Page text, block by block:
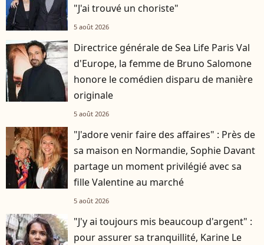
"J'ai trouvé un choriste"
5 août 2026
Directrice générale de Sea Life Paris Val
d'Europe, la femme de Bruno Salomone
honore le comédien disparu de manière
originale
5 août 2026
"J'adore venir faire des affaires" : Près de
sa maison en Normandie, Sophie Davant
partage un moment privilégié avec sa
fille Valentine au marché
5 août 2026
"J'y ai toujours mis beaucoup d'argent" :
pour assurer sa tranquillité, Karine Le